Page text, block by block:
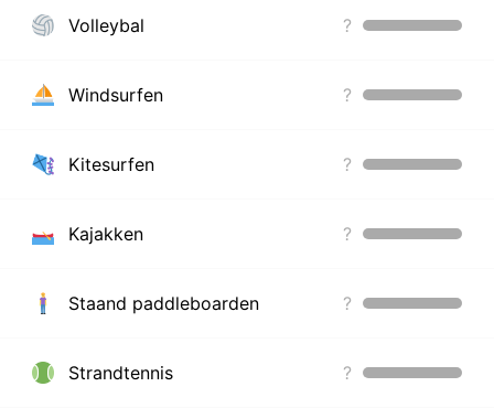
Volleybal ?
Windsurfen ?
Kitesurfen ?
Kajakken ?
Staand paddleboarden ?
Strandtennis ?